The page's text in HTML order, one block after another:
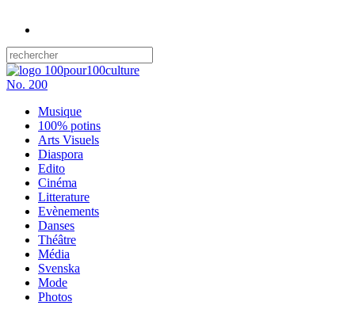
No. 200
Musique
100% potins
Arts Visuels
Diaspora
Edito
Cinéma
Litterature
Evènements
Danses
Théâtre
Média
Svenska
Mode
Photos